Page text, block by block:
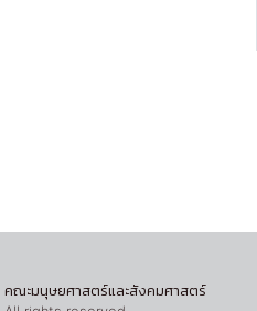
ะมนุษยศาสตร์และสังคมศาสตร์